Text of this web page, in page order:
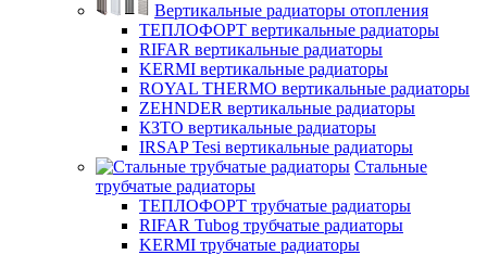
Вертикальные радиаторы отопления
ТЕПЛОФОРТ вертикальные радиаторы
RIFAR вертикальные радиаторы
KERMI вертикальные радиаторы
ROYAL THERMO вертикальные радиаторы
ZEHNDER вертикальные радиаторы
КЗТО вертикальные радиаторы
IRSAP Tesi вертикальные радиаторы
Стальные
трубчатые радиаторы
ТЕПЛОФОРТ трубчатые радиаторы
RIFAR Tubog трубчатые радиаторы
KERMI трубчатые радиаторы